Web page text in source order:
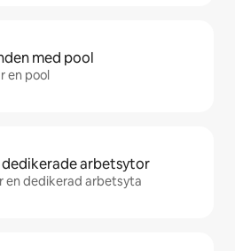
med pool
en pool
dedikerade arbetsytor
en dedikerad arbetsyta